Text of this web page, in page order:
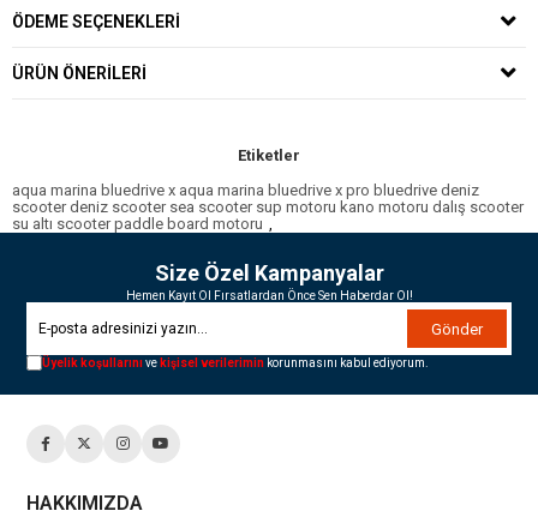
ÖDEME SEÇENEKLERI
ÜRÜN ÖNERILERI
Etiketler
aqua marina bluedrive x aqua marina bluedrive x pro bluedrive deniz
scooter deniz scooter sea scooter sup motoru kano motoru dalış scooter
su altı scooter paddle board motoru ,
Size Özel Kampanyalar
Hemen Kayıt Ol Fırsatlardan Önce Sen Haberdar Ol!
Gönder
Üyelik koşullarınıve kişisel verilerimin korunmasını kabul ediyorum.
HAKKIMIZDA